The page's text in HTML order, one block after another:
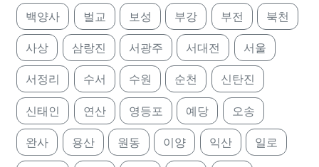
백양사 벌교 보성 부강 부전 북천
사상 삼랑진 서광주 서대전 서울
서정리 수서 수원 순천 신탄진
신태인 연산 영등포 예당 오송
완사 용산 원동 이양 익산 일로